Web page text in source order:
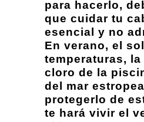
para hacerlo,
que cuidar tu
esencial y no
En verano, el
temperaturas, la
cloro de la
del mar
protegerlo de
te hará vivir el